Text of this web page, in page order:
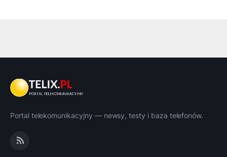
Portal telekomunikacyjny — newsy, testy i baza telefonów.